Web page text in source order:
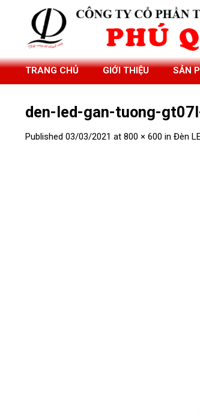
TRANG CHỦ GIỚI THIỆU SẢN
den-led-gan-tuong-
Published 03/03/2021 at 800 × 600 in Đèn